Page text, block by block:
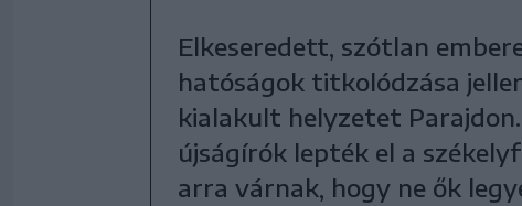
Elkeseredett, szótlan
hatóságok titkolódzása
kialakult helyzetet
újságírók lepték el a
arra várnak, hogy ne ők